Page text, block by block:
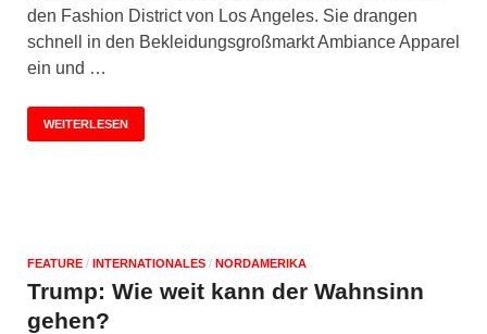
den Fashion District von Los Angeles. Sie drangen
schnell in den Bekleidungsgroßmarkt Ambiance Apparel
ein und …
WEITERLESEN
FEATURE / INTERNATIONALES / NORDAMERIKA
Trump: Wie weit kann der Wahnsinn
gehen?